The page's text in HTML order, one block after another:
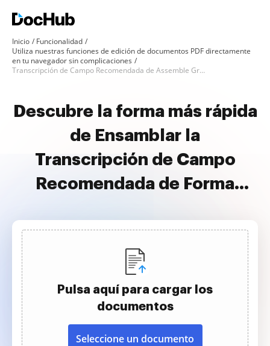
Inicio
Funcionalidad
Utiliza nuestras funciones de edición de documentos PDF directamente
en tu navegador sin complicaciones
Transcripción de Campo Recomendada de Assemble Gratis
Descubre la forma más rápida
de Ensamblar la
Transcripción de Campo
Recomendada de Forma
Pulsa aquí para cargar los
documentos
Seleccione un documento